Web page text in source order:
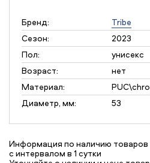
Бренд:
Tribe
Сезон:
2023
Пол:
унисекс
Возраст:
нет
Материал:
Диаметр, мм:
53
Информация по наличию товаров
с интервалом в 1 сутки